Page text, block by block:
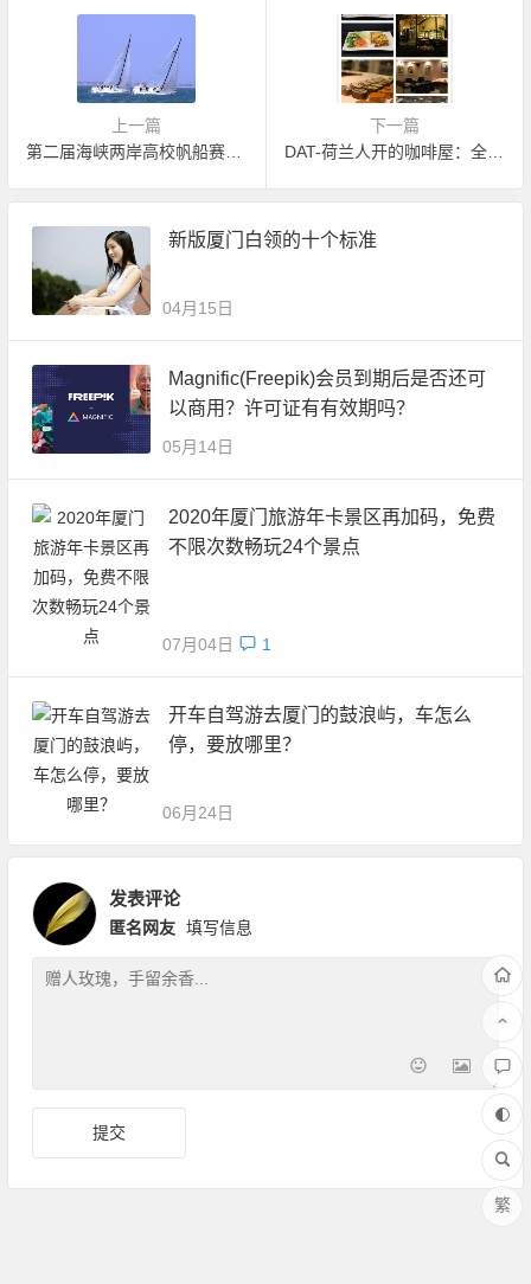
上一篇
第二届海峡两岸高校帆船赛26号开赛
下一篇
DAT-荷兰人开的咖啡屋：全英文哦
新版厦门白领的十个标准
04月15日
Magnific(Freepik)会员到期后是否还可
以商用？许可证有有效期吗？
05月14日
2020年厦门旅游年卡景区再加码，免费
不限次数畅玩24个景点
07月04日 1
开车自驾游去厦门的鼓浪屿，车怎么
停，要放哪里？
06月24日
发表评论
匿名网友 填写信息
繁